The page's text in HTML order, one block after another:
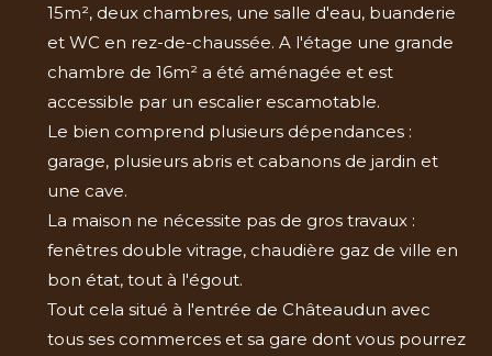
15m², deux chambres, une salle d'eau, buanderie
et WC en rez-de-chaussée. A l'étage une grande
chambre de 16m² a été aménagée et est
accessible par un escalier escamotable.
Le bien comprend plusieurs dépendances :
garage, plusieurs abris et cabanons de jardin et
une cave.
La maison ne nécessite pas de gros travaux :
fenêtres double vitrage, chaudière gaz de ville en
bon état, tout à l'égout.
Tout cela situé à l'entrée de Châteaudun avec
tous ses commerces et sa gare dont vous pourrez